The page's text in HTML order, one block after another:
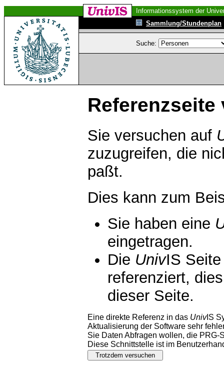
Informationssystem der
Sammlung/Stundenplan
Suche:
Referenzseite
Sie versuchen auf
zuzugreifen, die
paßt.
Dies kann zum
Sie haben eine
eingetragen.
Die UnivIS
referenziert,
dieser Seite.
Eine direkte Referenz in das UnivIS
Aktualisierung der Software sehr
Sie Daten Abfragen wollen, die PRG-
Diese Schnittstelle ist im